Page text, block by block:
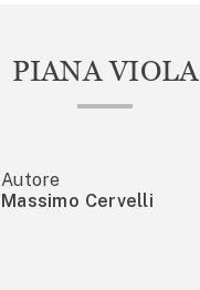
PIANA VIOLA
Autore
Massimo Cervelli